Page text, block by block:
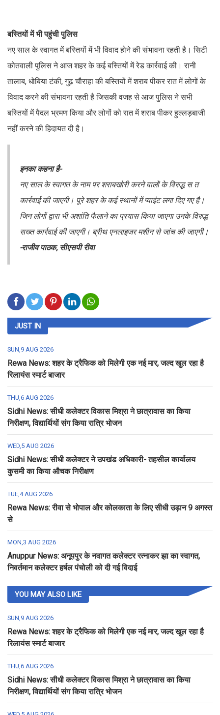
बस्तियों में भी पहुंची पुलिस
नए साल के स्वागत में बस्तियों में भी विवाद होने की संभावना रहती है। सिटी
कोतवाली पुलिस ने आज शहर के कई बस्तियों में रेड कार्रवाई की। रानी
तालाब, धोबिया टंकी, गुढ़ चौराहा की बस्तियों में शराब पीकर रात में लोगों के
विवाद करने की संभावना रहती है जिसकी वजह से आज पुलिस ने सभी
बस्तियों में पैदल भ्रमण किया और लोगों को रात में शराब पीकर हुल्लड़बाजी
नहीं करने की हिदायत दी है।
इनका कहना है-
नए साल के स्वागत के नाम पर शराबखोरी करने वालों के विरुद्ध स त
कार्रवाई की जाएगी। पूरे शहर के कई स्थानों में प्वाइंट लगा दिए गए है।
जिन लोगों द्वारा भी अशांति फैलाने का प्रयास किया जाएगा उनके विरुद्ध
सख्त कार्रवाई की जाएगी। ब्रीथ एनलाइजर मशीन से जांच की जाएगी।
-राजीव पाठक, सीएसपी रीवा
JUST IN
SUN,9 AUG 2026
Rewa News: शहर के ट्रैफिक को मिलेगी एक नई मार, जल्द खुल रहा है
रिलायंस स्मार्ट बाजार
THU,6 AUG 2026
Sidhi News: सीधी कलेक्टर विकास मिश्रा ने छात्रावास का किया
निरीक्षण, विद्यार्थियों संग किया रात्रि भोजन
WED,5 AUG 2026
Sidhi News: सीधी कलेक्टर ने उपखंड अधिकारी- तहसील कार्यालय
कुसमी का किया औचक निरीक्षण
TUE,4 AUG 2026
Rewa News: रीवा से भोपाल और कोलकाता के लिए सीधी उड़ान 9 अगस्त
से
MON,3 AUG 2026
Anuppur News: अनूपपुर के नवागत कलेक्टर रत्नाकर झा का स्वागत,
निवर्तमान कलेक्टर हर्षल पंचोली को दी गई विदाई
YOU MAY ALSO LIKE
SUN,9 AUG 2026
Rewa News: शहर के ट्रैफिक को मिलेगी एक नई मार, जल्द खुल रहा है
रिलायंस स्मार्ट बाजार
THU,6 AUG 2026
Sidhi News: सीधी कलेक्टर विकास मिश्रा ने छात्रावास का किया
निरीक्षण, विद्यार्थियों संग किया रात्रि भोजन